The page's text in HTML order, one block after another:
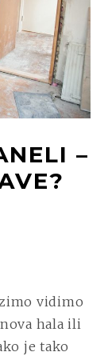
–
vidimo
hala ili
je tako